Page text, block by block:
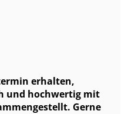
erhalten,
und hochwertig mit
Gerne